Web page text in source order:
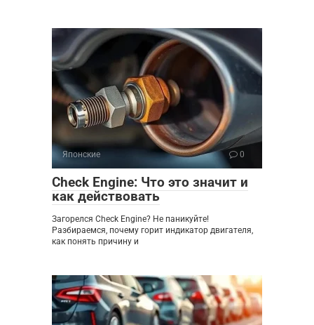
Японские 0
Check Engine: Что это значит и
как действовать
Загорелся Check Engine? Не паникуйте!
Разбираемся, почему горит индикатор двигателя,
как понять причину и